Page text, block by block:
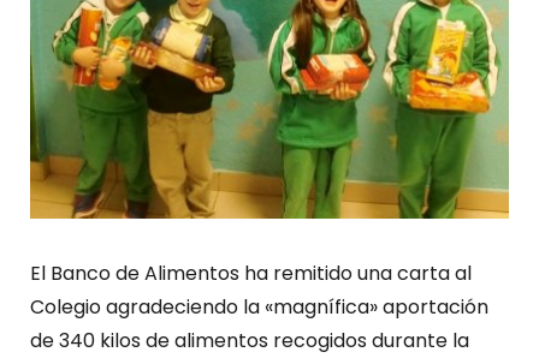
El Banco de Alimentos ha remitido una carta al
Colegio agradeciendo la «magnífica» aportación
de 340 kilos de alimentos recogidos durante la